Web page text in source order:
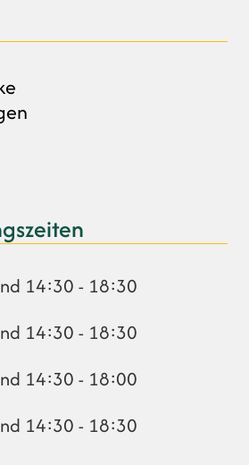
14:30 - 18:30
14:30 - 18:30
14:30 - 18:00
14:30 - 18:30